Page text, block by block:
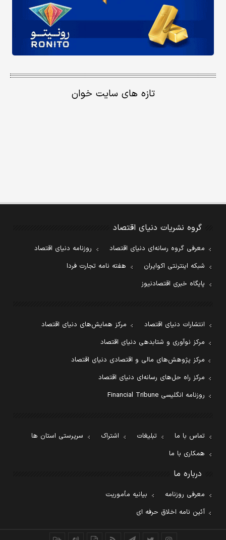
تازه های سایت خوان
گروه نشریات دنیای اقتصاد
معرفی گروه رسانه‌ای دنیای اقتصاد
روزنامه دنیای اقتصاد
شبکه اینترنتی اکوایران
هفته نامه تجارت فردا
پایگاه خبری اقتصادنیوز
انتشارات دنیای اقتصاد
مرکز همایش‌های دنیای اقتصاد
مرکز نوآوری و شتابدهی دنیای اقتصاد
مرکز پژوهش‌های مالی و اقتصادی دنیای اقتصاد
مرکز راه حل‌های رسانه‌ای دنیای اقتصاد
روزنامه انگلیسی Financial Tribune
تماس با ما تبلیغات اشتراک
سرپرستی استان ها
همکاری با ما
درباره ما
معرفی روزنامه
بیانیه مأموریت
آئین نامه اخلاق حرفه ای